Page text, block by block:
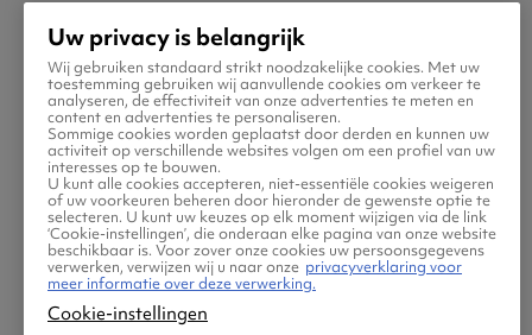
naar Istanbul.
In Istanbul bezoek je de Hagia Sophia, een
voormalige kerk en moskee die op de lijst van
de 10 mooiste gebouwen van de wereld staat.
Of ga naar de Grote Bazaar, de grootste
overdekte markt ter wereld. Klik op de
volgende link naar deIstanbul-pagina
bekijk heel gemakkelijk welke airlines er
Uw privacy is belangrijk
Wij gebruiken standaard strikt noodzakelijke cookies. Met uw
toestemming gebruiken wij aanvullende cookies om verkeer te
analyseren, de effectiviteit van onze advertenties te meten en
content en advertenties te personaliseren.
Sommige cookies worden geplaatst door derden en kunnen uw
activiteit op verschillende websites volgen om een profiel van uw
interesses op te bouwen.
U kunt alle cookies accepteren, niet-essentiële cookies weigeren
of uw voorkeuren beheren door hieronder de gewenste optie te
selecteren. U kunt uw keuzes op elk moment wijzigen via de link
‘Cookie-instellingen’, die onderaan elke pagina van onze website
beschikbaar is. Voor zover onze cookies uw persoonsgegevens
verwerken, verwijzen wij u naar onze privacyverklaring voor
meer informatie over deze verwerking.
Cookie-instellingen